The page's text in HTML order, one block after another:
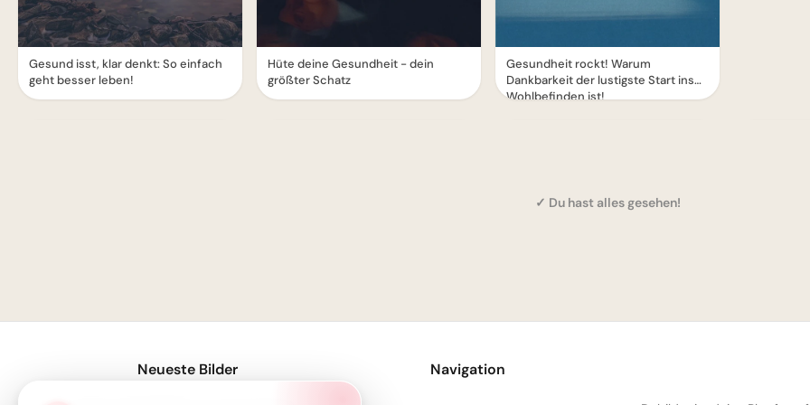
Gesund isst, klar denkt: So einfach
geht besser leben!
Hüte deine Gesundheit - dein
größter Schatz
Gesundheit rockt! Warum
Dankbarkeit der lustigste Start ins
Wohlbefinden ist!
✓ Du hast alles gesehen!
Neueste Bilder Navigation